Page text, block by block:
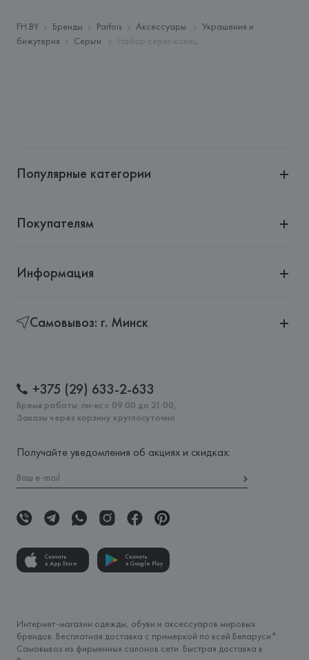
Адрес:
ПОРТУГАЛИЯ, Barata & Ramilo, S.A., Rua do Sistelo,
Lugar de Santegãos. 4435-429 Rio Tinto,
FH.BY Бренды Parfois Аксессуары
Украшения и
бижутерия
Серьги Набор серег-колец
Популярные категории
Покупателям
Информация
Самовывоз: г. Минск
+375 (29) 633-2-633
Время работы: пн-вс с 09:00 до 21:00,
Заказы через корзину круглосуточно
Получайте уведомления об акциях и скидках:
Скачать
в App Store
Скачать
в Google Play
Интернет-магазин одежды, обуви и аксессуаров мировых
брендов. Бесплатная доставка с примеркой по всей Беларуси*.
Самовывоз из фирменных салонов сети. Быстрая доставка в